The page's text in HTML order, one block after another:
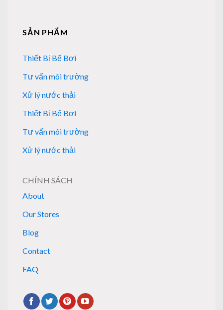
SẢN PHẨM
Thiết Bị Bể Bơi
Tư vấn môi trường
Xử lý nước thải
Thiết Bị Bể Bơi
Tư vấn môi trường
Xử lý nước thải
CHÍNH SÁCH
About
Our Stores
Blog
Contact
FAQ